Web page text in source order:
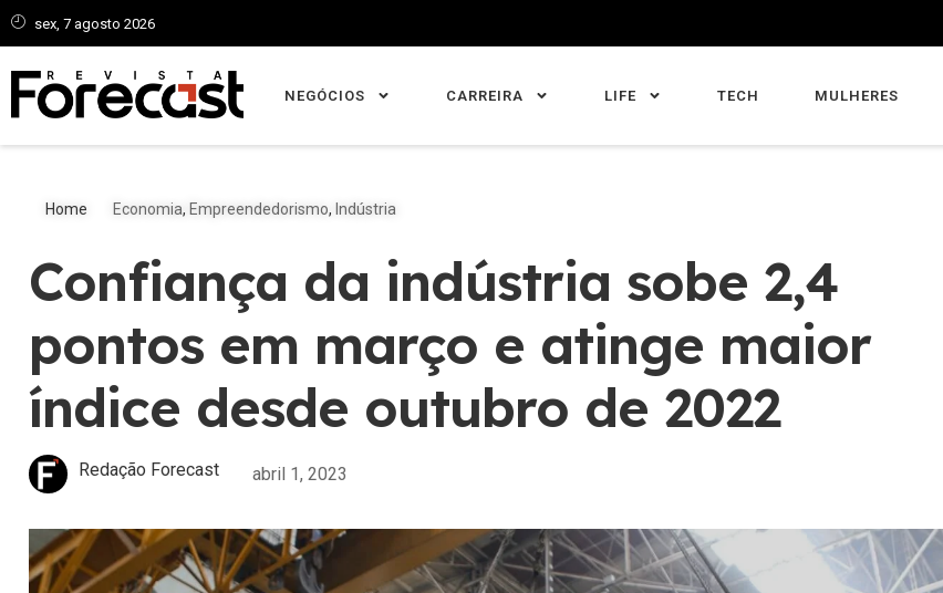
sex, 7 agosto 2026
NEGÓCIOS CARREIRA LIFE TECH MULHERES
Home Economia, Empreendedorismo, Indústria
Confiança da indústria sobe 2,4
pontos em março e atinge maior
índice desde outubro de 2022
Redação Forecast abril 1, 2023